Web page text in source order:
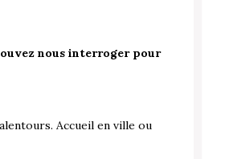
nous interroger pour
Accueil en ville ou